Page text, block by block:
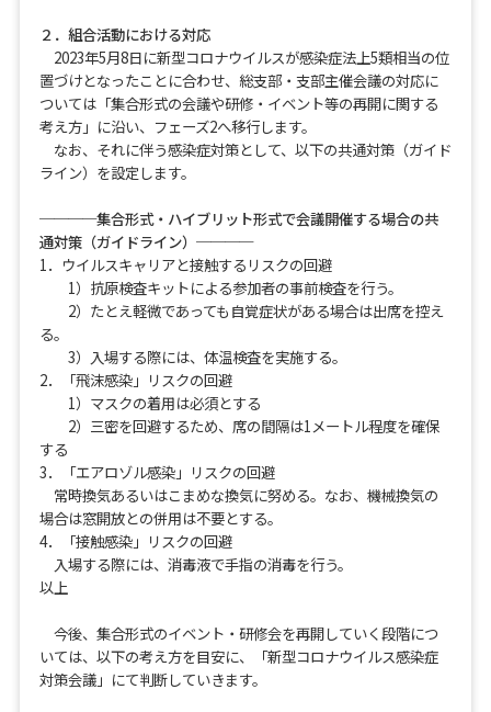
２．組合活動における対応
2023年5月8日に新型コロナウイルスが感染症法上5類相当の位
置づけとなったことに合わせ、総支部・支部主催会議の対応に
ついては「集合形式の会議や研修・イベント等の再開に関する
考え方」に沿い、フェーズ2へ移行します。
なお、それに伴う感染症対策として、以下の共通対策（ガイド
ライン）を設定します。
────集合形式・ハイブリット形式で会議開催する場合の共
通対策（ガイドライン）────
1．ウイルスキャリアと接触するリスクの回避
1）抗原検査キットによる参加者の事前検査を行う。
2）たとえ軽微であっても自覚症状がある場合は出席を控え
る。
3）入場する際には、体温検査を実施する。
2．「飛沫感染」リスクの回避
1）マスクの着用は必須とする
2）三密を回避するため、席の間隔は1メートル程度を確保
する
3．「エアロゾル感染」リスクの回避
常時換気あるいはこまめな換気に努める。なお、機械換気の
場合は窓開放との併用は不要とする。
4．「接触感染」リスクの回避
入場する際には、消毒液で手指の消毒を行う。
以上
今後、集合形式のイベント・研修会を再開していく段階につ
いては、以下の考え方を目安に、「新型コロナウイルス感染症
対策会議」にて判断していきます。